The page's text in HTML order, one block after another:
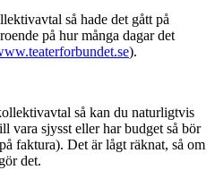
så hade det gått på
på hur många dagar det
).
så kan du naturligtvis
vara sjysst eller har budget så bör
faktura). Det är lågt räknat, så om
det.